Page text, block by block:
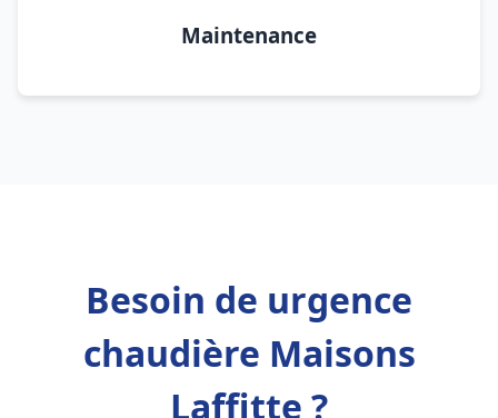
Maintenance
Besoin de urgence
chaudière Maisons
Laffitte ?